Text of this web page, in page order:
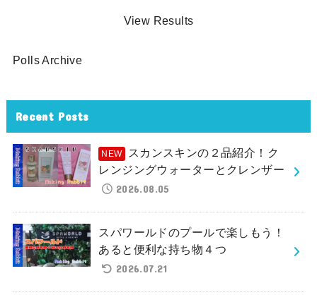
View Results
Polls Archive
Recent Posts
スカンスキンの２品紹介！ク
レンジングウォーターとクレンザー
2026.08.05
スパワールドのプールで楽しもう！
あると便利な持ち物４つ
2026.07.21